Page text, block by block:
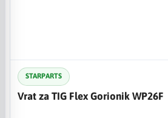
STARPARTS
Vrat za TIG Flex Gorionik WP26F